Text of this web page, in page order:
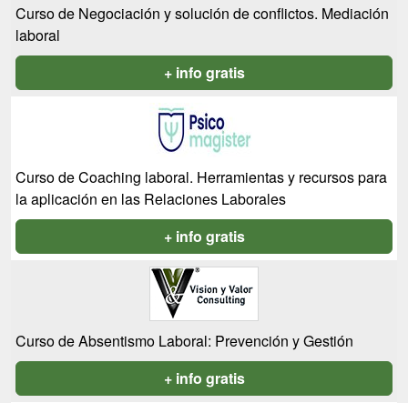
Curso de Negociación y solución de conflictos. Mediación
laboral
+ info gratis
Curso de Coaching laboral. Herramientas y recursos para
la aplicación en las Relaciones Laborales
+ info gratis
Curso de Absentismo Laboral: Prevención y Gestión
+ info gratis